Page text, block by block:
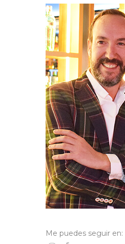
Me puedes seguir en: